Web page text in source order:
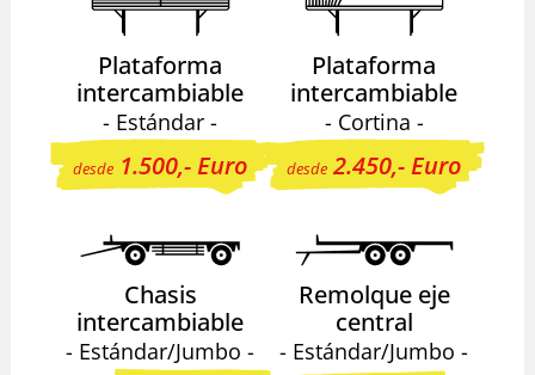
Plataforma
intercambiable
- Estándar -
desde 1.500,- Euro
Plataforma
intercambiable
- Cortina -
desde 2.450,- Euro
Chasis
intercambiable
- Estándar/Jumbo -
Remolque eje
central
- Estándar/Jumbo -